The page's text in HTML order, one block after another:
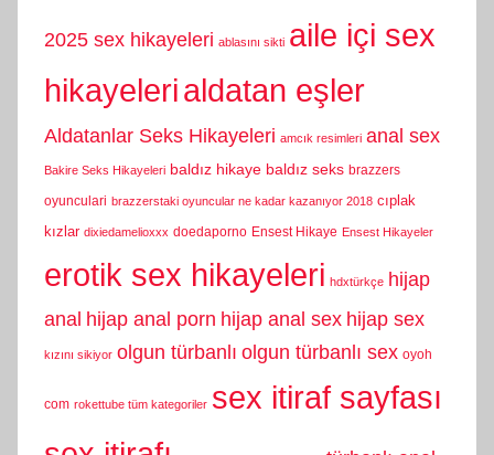
2025 sex hikayeleri ablasını sikti aile içi sex
hikayelerialdatan eşler
Aldatanlar Seks Hikayeleri amcık resimleri anal sex
Bakire Seks Hikayeleri baldız hikaye baldız seks brazzers
oyunculari brazzerstaki oyuncular ne kadar kazanıyor 2018 cıplak
kızlar dixiedamelioxxx doedaporno Ensest Hikaye Ensest Hikayeler
erotik sex hikayeleri hdxtürkçe hijap
anal hijap anal porn hijap anal sex hijap sex
kızını sikiyor olgun türbanlı olgun türbanlı sex oyoh
com rokettube tüm kategoriler sex itiraf sayfası